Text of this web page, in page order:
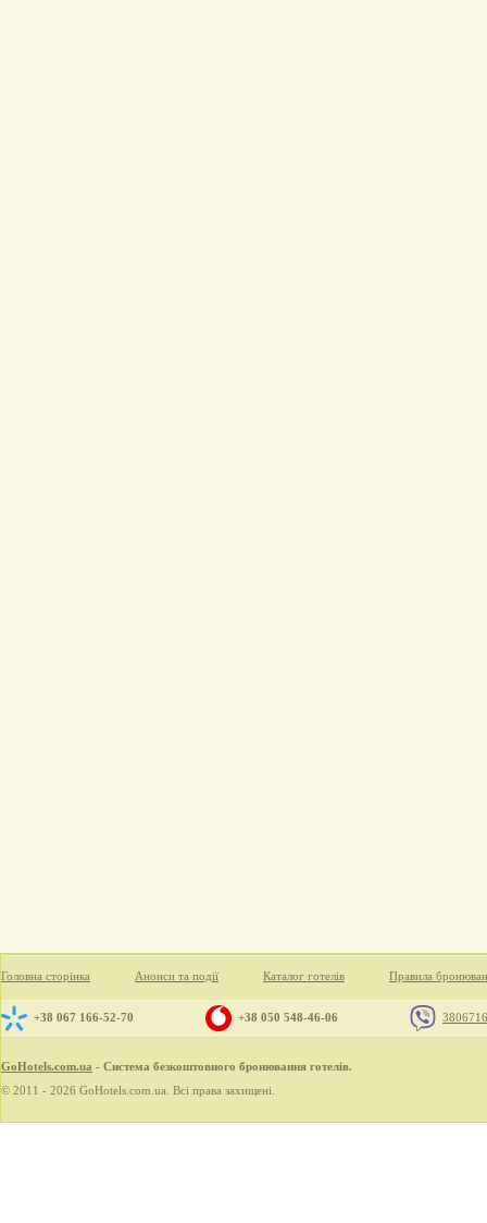
Головна сторінка Анонси та події Каталог готелів Правила
+38 067 166-52-70 +38 050 548-46-06
GoHotels.com.ua - Система безкоштовного бронювання готелів.
© 2011 - 2026 GoHotels.com.ua. Всі права захищені.